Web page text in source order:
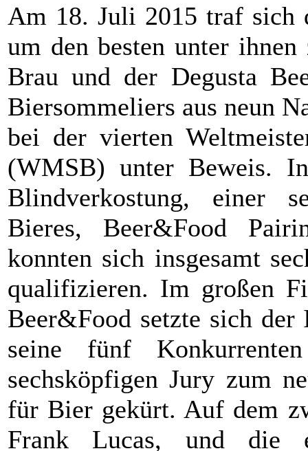
Am 18. Juli 2015 traf sich
um den besten unter
Brau und der Degusta
Biersommeliers aus neun
bei der vierten
(WMSB) unter Beweis.
Blindverkostung, einer
Bieres, Beer&Food
konnten sich insgesamt
qualifizieren. Im großen
Beer&Food setzte sich
seine fünf
sechsköpfigen Jury zum
für Bier gekürt. Auf dem
Frank Lucas, und die